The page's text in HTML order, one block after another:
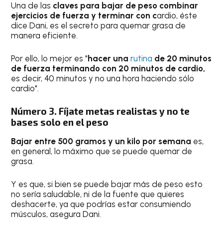
Una de las claves para bajar de peso combinar
ejercicios de fuerza y terminar con cardio, éste
dice Dani, es el secreto para quemar grasa de
manera eficiente.
Por ello, lo mejor es "hacer unarutina de 20 minutos
de fuerza terminando con 20 minutos de cardio,
es decir, 40 minutos y no una hora haciendo sólo
cardio".
Número 3. Fíjate metas realistas y no te
bases solo en el peso
Bajar entre 500 gramos y un kilo por semana es,
en general, lo máximo que se puede quemar de
grasa.
Y es que, si bien se puede bajar más de peso esto
no sería saludable, ni de la fuente que quieres
deshacerte, ya que podrías estar consumiendo
músculos, asegura Dani.